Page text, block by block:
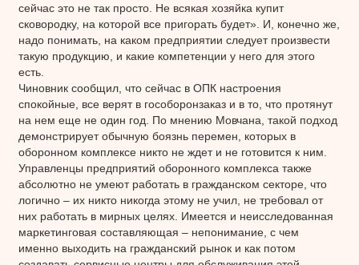
сейчас это не так просто. Не всякая хозяйка купит
сковородку, на которой все пригорать будет». И, конечно же,
надо понимать, на каком предприятии следует произвести
такую продукцию, и какие компетенции у него для этого
есть.
Чиновник сообщил, что сейчас в ОПК настроения
спокойные, все верят в гособоронзаказ и в то, что протянут
на нем еще не один год. По мнению Мовчана, такой подход
демонстрирует обычную боязнь перемен, которых в
оборонном комплексе никто не ждет и не готовится к ним.
Управленцы предприятий оборонного комплекса также
абсолютно не умеют работать в гражданском секторе, что
логично – их никто никогда этому не учил, не требовал от
них работать в мирных целях. Имеется и неисследованная
маркетинговая составляющая – непонимание, с чем
именно выходить на гражданский рынок и как потом